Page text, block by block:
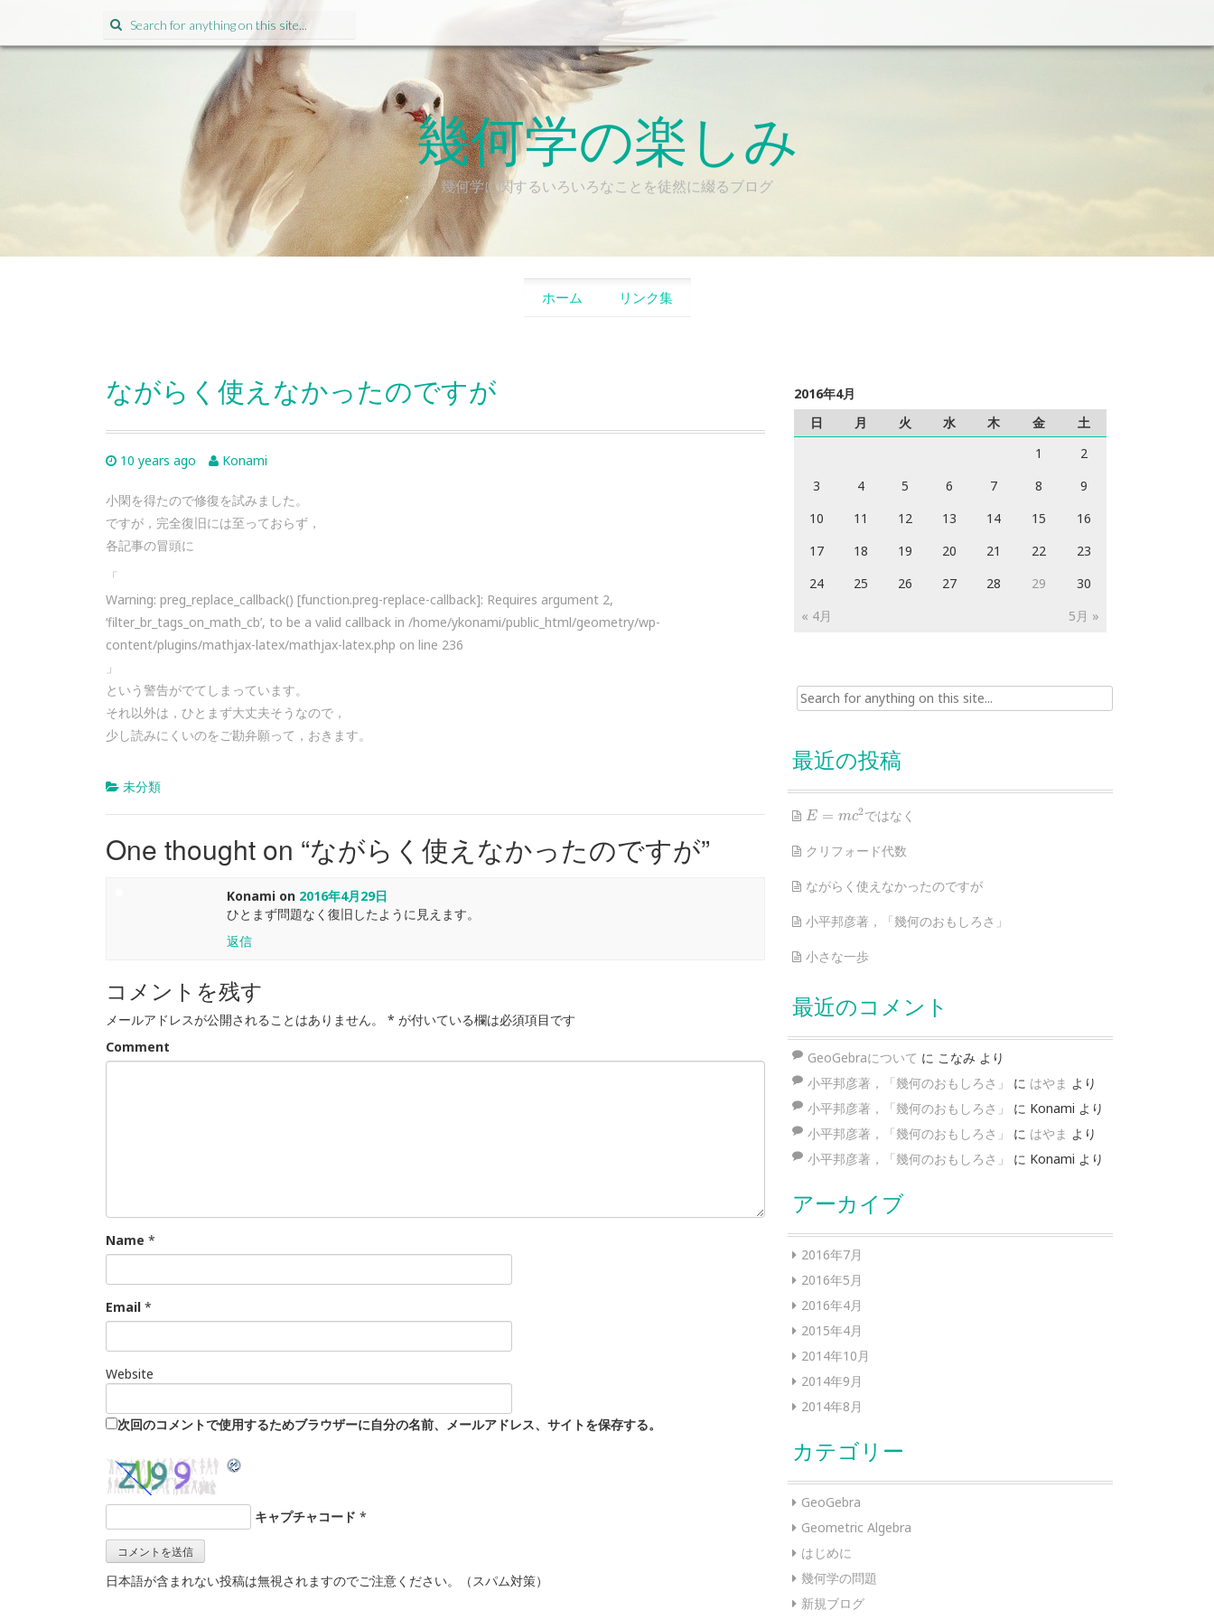
Search for:
幾何学の楽しみ
幾何学に関するいろいろなことを徒然に綴るブログ
SKIP TO CONTENT
ホーム リンク集
ながらく使えなかったのですが
10 years ago Konami
小閑を得たので修復を試みました。
ですが，完全復旧には至っておらず，
各記事の冒頭に
「
Warning: preg_replace_callback() [function.preg-replace-callback]: Requires argument 2,
‘filter_br_tags_on_math_cb’, to be a valid callback in /home/ykonami/public_html/geometry/wp-
content/plugins/mathjax-latex/mathjax-latex.php on line 236
」
という警告がでてしまっています。
それ以外は，ひとまず大丈夫そうなので，
少し読みにくいのをご勘弁願って，おきます。
未分類
One thought on “ながらく使えなかったのですが”
Konami on 2016年4月29日
ひとまず問題なく復旧したように見えます。
返信
コメントを残す
メールアドレスが公開されることはありません。 * が付いている欄は必須項目です
Comment
Name *
Email *
Website
次回のコメントで使用するためブラウザーに自分の名前、メールアドレス、サイトを保存する。
キャプチャコード *
日本語が含まれない投稿は無視されますのでご注意ください。（スパム対策）
2016年4月
日
月 火 水 木 金 土
« 4月 5月 »
1
2
3
4 5 6 7 8
9
10
11 12 13 14 15
16
17
18 19 20 21 22
23
24
25 26 27 28 29 30
Search for:
最近の投稿
E = mc2
E= ではなく
クリフォード代数
ながらく使えなかったのですが
小平邦彦著，「幾何のおもしろさ」
小さな一歩
最近のコメント
GeoGebraについて に こなみ より
小平邦彦著，「幾何のおもしろさ」
に はやま より
小平邦彦著，「幾何のおもしろさ」
に Konami より
小平邦彦著，「幾何のおもしろさ」
に はやま より
小平邦彦著，「幾何のおもしろさ」
に Konami より
アーカイブ
2016年7月
2016年5月
2016年4月
2015年4月
2014年10月
2014年9月
2014年8月
カテゴリー
GeoGebra
Geometric Algebra
はじめに
幾何学の問題
新規ブログ